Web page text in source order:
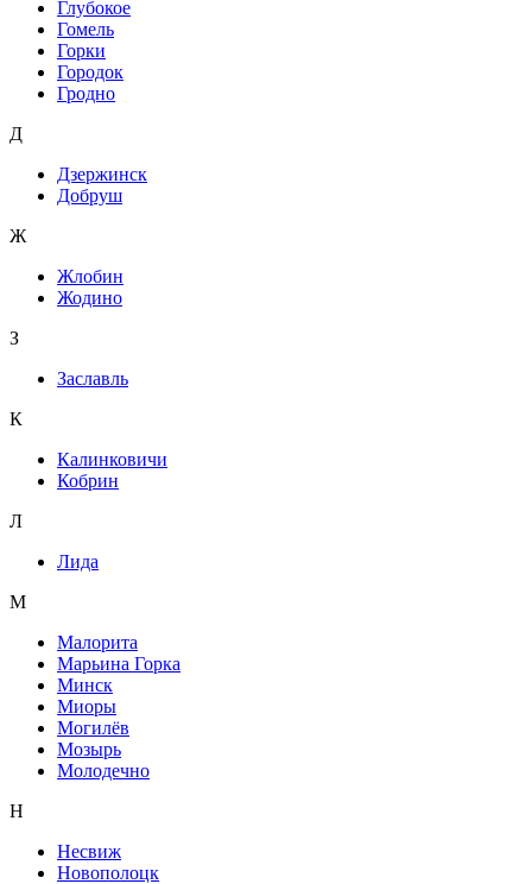
Глубокое
Гомель
Горки
Городок
Гродно
Д
Дзержинск
Добруш
Ж
Жлобин
Жодино
З
Заславль
К
Калинковичи
Кобрин
Л
Лида
М
Малорита
Марьина Горка
Минск
Миоры
Могилёв
Мозырь
Молодечно
Н
Несвиж
Новополоцк